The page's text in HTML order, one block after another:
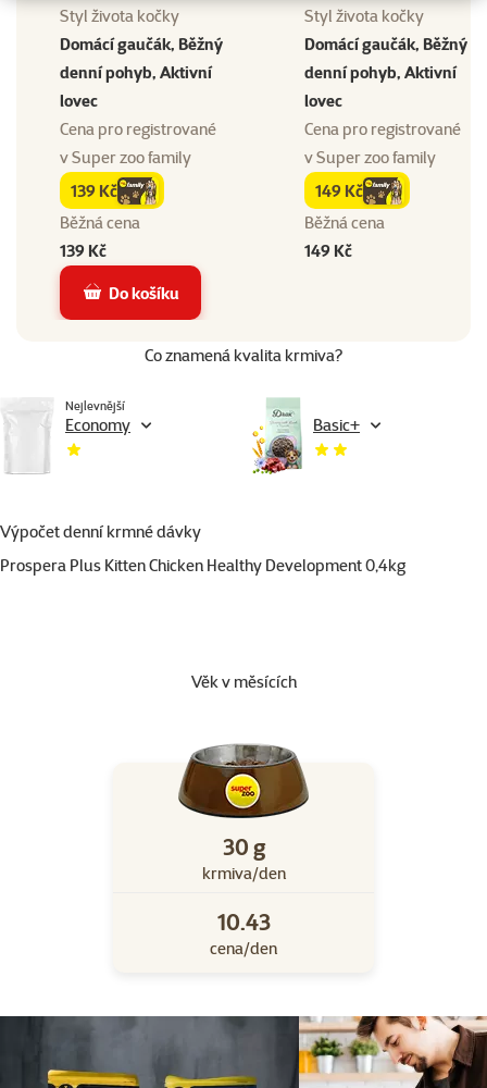
Styl života kočky
Domácí gaučák, Běžný
denní pohyb, Aktivní
lovec
Styl života kočky
Domácí gaučák, Běžný
denní pohyb, Aktivní
lovec
Cena pro registrované
vSuper zoo family
familycena
139 Kč
Cena pro registrované
vSuper zoo family
familycena
149 Kč
Běžná cena
139 Kč
Běžná cena
149 Kč
Do košíku
Co znamená kvalita krmiva?
Economy
Nejlevnější
Basic+
Výpočet denní krmné dávky
Prospera Plus Kitten Chicken Healthy Development 0,4kg
Věk v měsících
30 g
krmiva/den
10.43
cena/den